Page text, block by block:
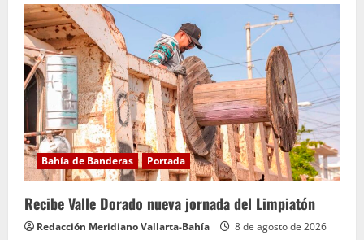
Bahía de Banderas Portada
Recibe Valle Dorado nueva jornada del Limpiatón
Redacción Meridiano Vallarta-Bahía 8 de agosto de 2026